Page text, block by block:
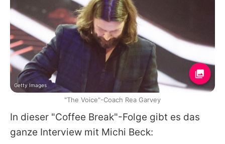
In dieser "Coffee Break"-Folge gibt es das
ganze Interview mit Michi Beck:
Getty Images
"The Voice"-Coach Rea Garvey